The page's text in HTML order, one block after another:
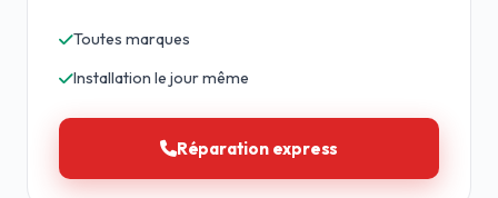
Toutes marques
Installation le jour même
Réparation express